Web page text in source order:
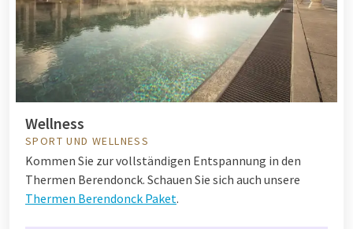
Wellness
SPORT UND WELLNESS
Kommen Sie zur vollständigen Entspannung in den
Thermen Berendonck. Schauen Sie sich auch unsere
Thermen Berendonck Paket.